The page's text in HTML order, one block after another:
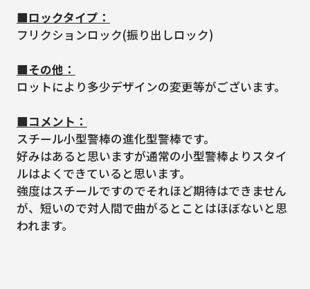
■ロックタイプ：
フリクションロック(振り出しロック)
■その他：
ロットにより多少デザインの変更等がございます。
■コメント：
スチール小型警棒の進化型警棒です。
好みはあると思いますが通常の小型警棒よりスタイ
ルはよくできていると思います。
強度はスチールですのでそれほど期待はできません
が、短いので対人間で曲がるとことはほぼないと思
われます。